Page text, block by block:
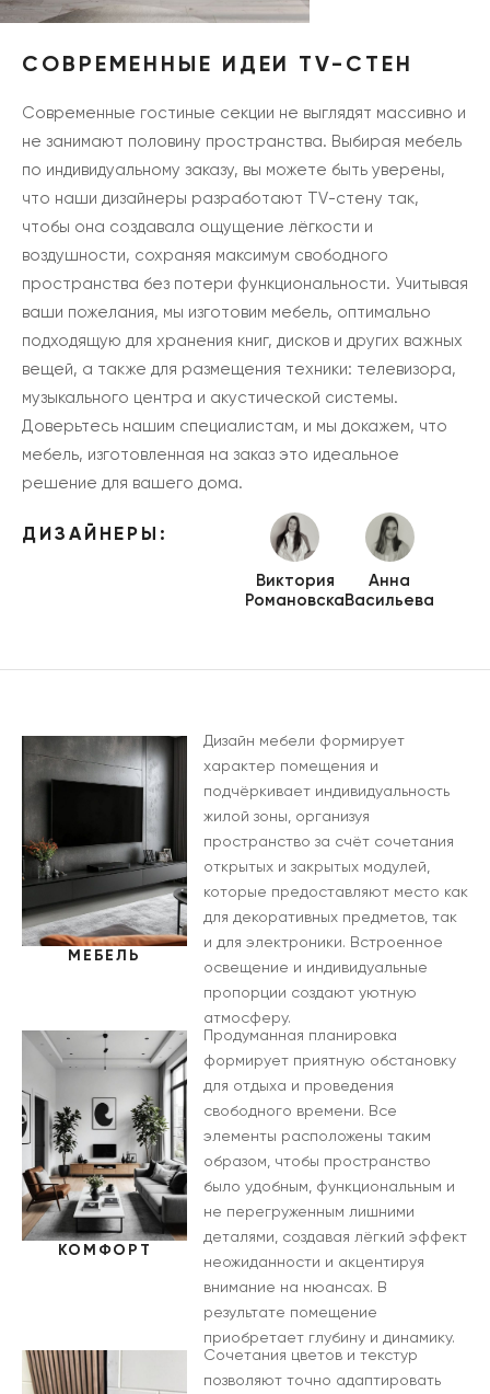
СОВРЕМЕННЫЕ ИДЕИ TV-СТЕН
Современные гостиные секции не выглядят массивно и
не занимают половину пространства. Выбирая мебель
по индивидуальному заказу, вы можете быть уверены,
что наши дизайнеры разработают TV-стену так,
чтобы она создавала ощущение лёгкости и
воздушности, сохраняя максимум свободного
пространства без потери функциональности. Учитывая
ваши пожелания, мы изготовим мебель, оптимально
подходящую для хранения книг, дисков и других важных
вещей, а также для размещения техники: телевизора,
музыкального центра и акустической системы.
Доверьтесь нашим специалистам, и мы докажем, что
мебель, изготовленная на заказ это идеальное
решение для вашего дома.
ДИЗАЙНЕРЫ:
Виктория
Романовска
Анна
Васильева
МЕБЕЛЬ
Дизайн мебели формирует
характер помещения и
подчёркивает индивидуальность
жилой зоны, организуя
пространство за счёт сочетания
открытых и закрытых модулей,
которые предоставляют место как
для декоративных предметов, так
и для электроники. Встроенное
освещение и индивидуальные
пропорции создают уютную
атмосферу.
КОМФОРТ
Продуманная планировка
формирует приятную обстановку
для отдыха и проведения
свободного времени. Все
элементы расположены таким
образом, чтобы пространство
было удобным, функциональным и
не перегруженным лишними
деталями, создавая лёгкий эффект
неожиданности и акцентируя
внимание на нюансах. В
результате помещение
приобретает глубину и динамику.
Сочетания цветов и текстур
позволяют точно адаптировать